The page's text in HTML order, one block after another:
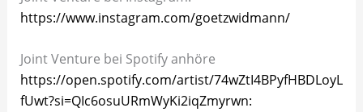
https://www.instagram.com/goetzwidmann/
Joint Venture bei Spotify anhöre
https://open.spotify.com/artist/74wZtI4BPyfHBDLoyL
fUwt?si=QIc6osuURmWyKi2iqZmyrwn: